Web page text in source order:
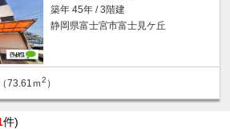
築年 45年 / 3階建
静岡県富士宮市富士見ケ丘
73.61ｍ2 ）
件)